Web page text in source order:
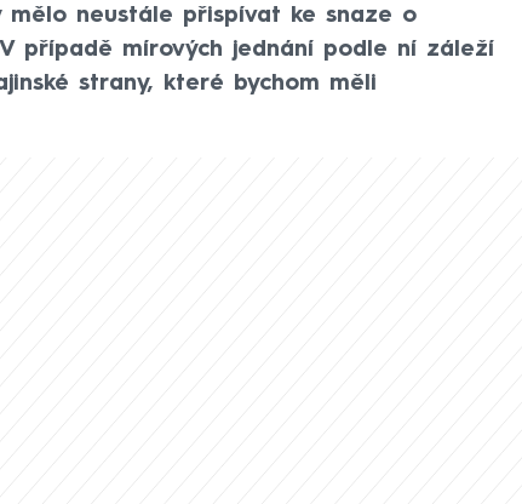
mělo neustále přispívat ke snaze o
případě mírových jednání podle ní záleží
strany, které bychom měli